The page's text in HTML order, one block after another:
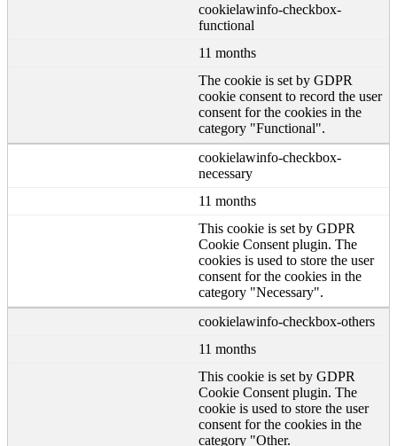
cookielawinfo-checkbox-
functional
11 months
The cookie is set by GDPR
cookie consent to record the user
consent for the cookies in the
category "Functional".
cookielawinfo-checkbox-
necessary
11 months
This cookie is set by GDPR
Cookie Consent plugin. The
cookies is used to store the user
consent for the cookies in the
category "Necessary".
cookielawinfo-checkbox-others
11 months
This cookie is set by GDPR
Cookie Consent plugin. The
cookie is used to store the user
consent for the cookies in the
category "Other.